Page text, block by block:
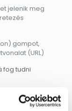
jelenik meg
gompot,
(URL)
fog tudni